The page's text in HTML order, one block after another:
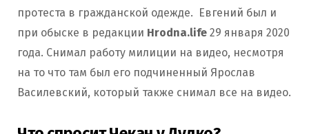
протеста в гражданской одежде. Евгений был и
при обыске в редакции Hrodna.life 29 января 2020
года. Снимал работу милиции на видео, несмотря
на то что там был его подчиненный Ярослав
Василевский, который также снимал все на видео.